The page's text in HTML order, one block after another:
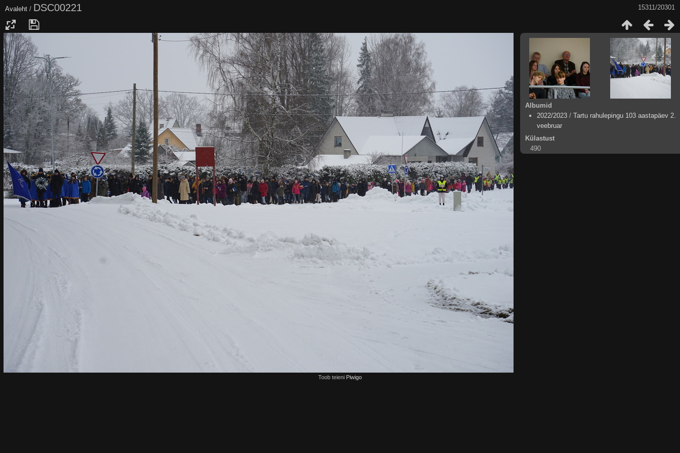
15311/20301
Avaleht / DSC00221
Albumid
2022/2023 /Tartu rahulepingu 103 aastapäev 2.
veebruar
Külastust
490
Toob teieni Piwigo